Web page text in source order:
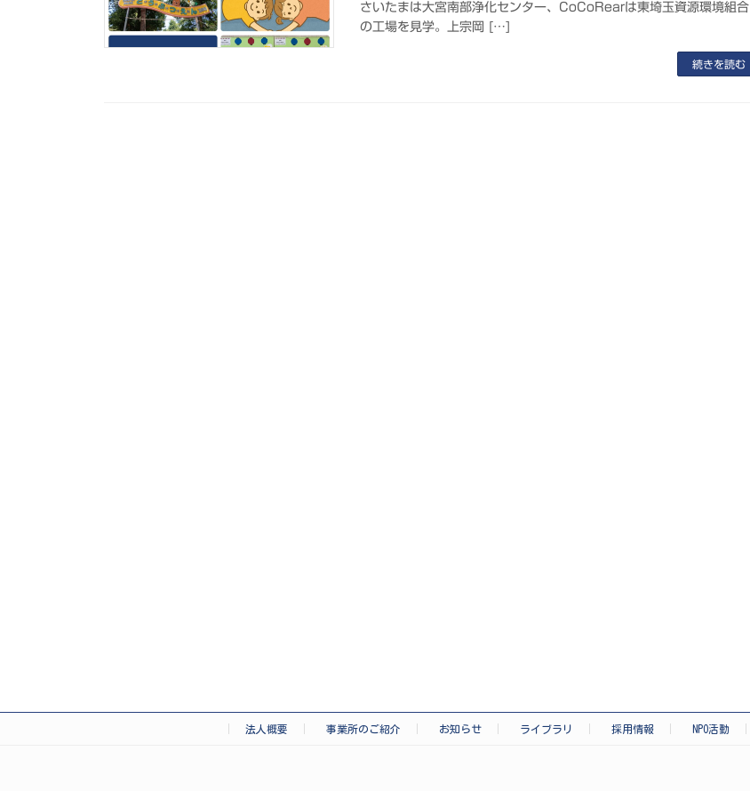
さいたまは大宮南部浄化センター、CoCoRearは東埼玉資源環境組合
の工場を見学。上宗岡 […]
続きを読む
法人概要 事業所のご紹介 お知らせ ライブラリ 採用情報 NPO活動